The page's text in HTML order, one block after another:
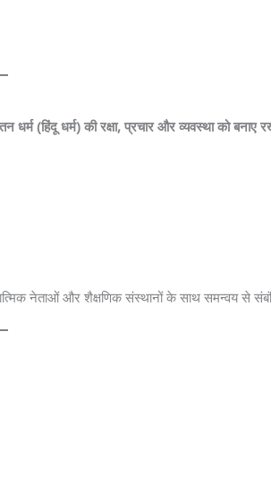
धर्म (हिंदू धर्म) की रक्षा, प्रचार और व्यवस्था को बनाए
नेताओं और शैक्षणिक संस्थानों के साथ समन्वय से